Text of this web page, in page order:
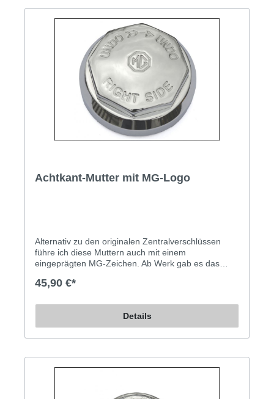
Achtkant-Mutter mit MG-Logo
Alternativ zu den originalen Zentralverschlüssen
führe ich diese Muttern auch mit einem
eingeprägten MG-Zeichen. Ab Werk gab es das
Achtkant-Mutter (Zentralverschluss) mit MG-Zeichen
Gang pro Zoll).
45,90 €*
Details